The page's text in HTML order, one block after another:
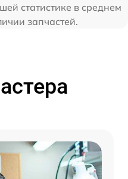
статистике в среднем
запчастей.